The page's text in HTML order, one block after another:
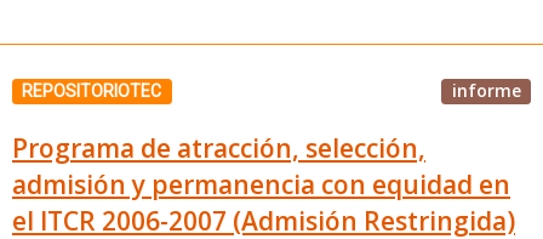
REPOSITORIOTEC informe
Programa de atracción, selección,
admisión y permanencia con equidad en
el ITCR 2006-2007 (Admisión Restringida)